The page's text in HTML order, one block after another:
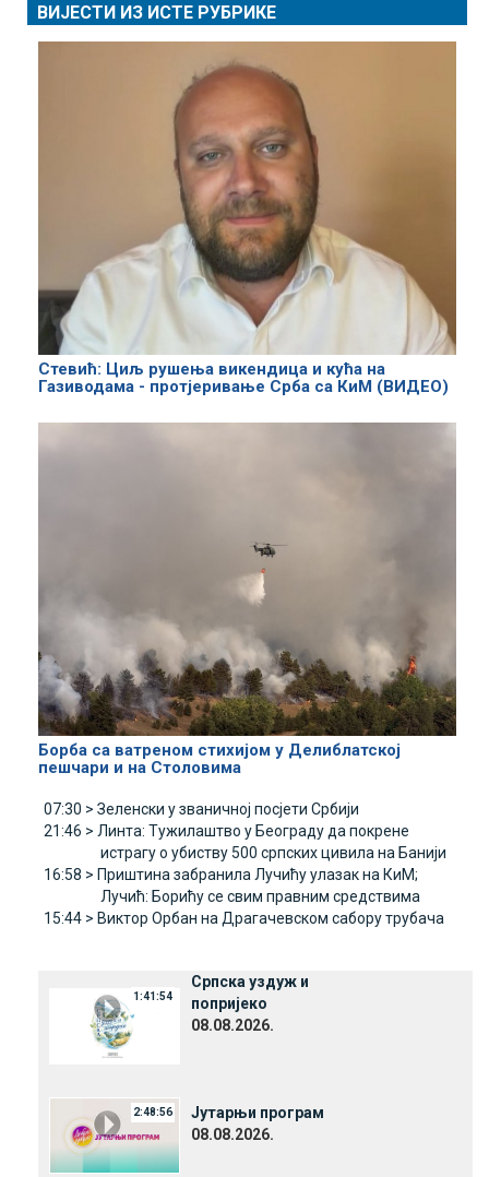
ВИЈЕСТИ ИЗ ИСТЕ РУБРИКЕ
Стевић: Циљ рушења викендица и кућа на
Газиводама - протјеривање Срба са КиМ (ВИДЕО)
Борба са ватреном стихијом у Делиблатској
пешчари и на Столовима
07:30 > Зеленски у званичној посјети Србији
21:46 > Линта: Tужилаштво у Београду да покрене
истрагу о убиству 500 српских цивила на Банији
16:58 > Приштина забранила Лучићу улазак на КиМ;
Лучић: Борићу се свим правним средствима
15:44 > Виктор Орбан на Драгачевском сабору трубача
1:41:54
Српска уздуж и
попријеко
08.08.2026.
2:48:56
Јутарњи програм
08.08.2026.